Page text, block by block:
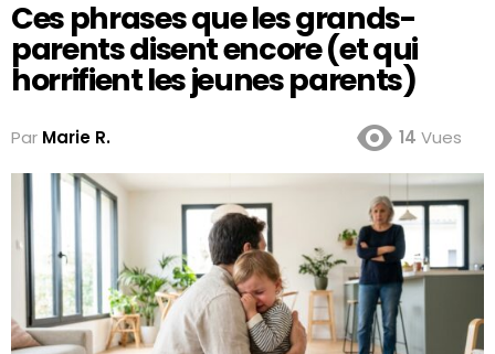
Ces phrases que les grands-
parents disent encore (et qui
horrifient les jeunes parents)
Par Marie R. 14 Vues